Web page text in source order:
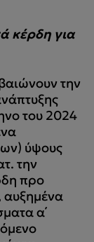
κέρδη για
την
του 2024
ύψους
την
προ
α΄